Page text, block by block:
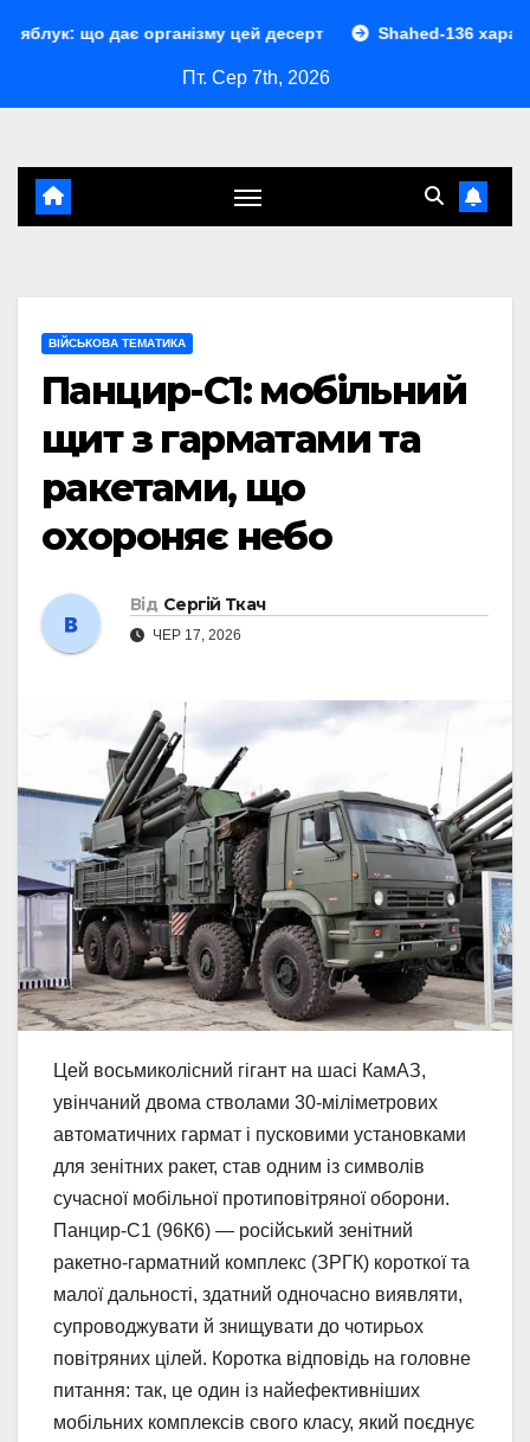
організму цей десерт Shahed-136 характеристики:
Пт. Сер 7th, 2026
ВІЙСЬКОВА ТЕМАТИКА
Панцир-С1: мобільний
щит з гарматами та
ракетами, що
охороняє небо
Від Сергій Ткач
ЧЕР 17, 2026
Цей восьмиколісний гігант на шасі КамАЗ,
увінчаний двома стволами 30-міліметрових
автоматичних гармат і пусковими установками
для зенітних ракет, став одним із символів
сучасної мобільної протиповітряної оборони.
Панцир-С1 (96К6) — російський зенітний
ракетно-гарматний комплекс (ЗРГК) короткої та
малої дальності, здатний одночасно виявляти,
супроводжувати й знищувати до чотирьох
повітряних цілей. Коротка відповідь на головне
питання: так, це один із найефективніших
мобільних комплексів свого класу, який поєднує